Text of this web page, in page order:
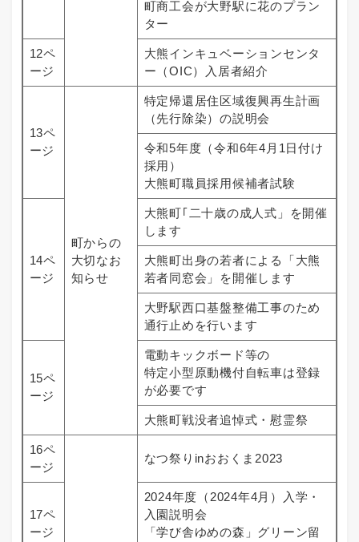
町商工会が大野駅に花のプラン
ター
12ペ
ージ
大熊インキュベーションセンタ
ー（OIC）入居者紹介
13ペ
ージ
町からの
大切なお
知らせ
特定帰還居住区域復興再生計画
（先行除染）の説明会
令和5年度（令和6年4月1日付け
採用）
大熊町職員採用候補者試験
14ペ
ージ
大熊町｢二十歳の成人式」を開催
します
大熊町出身の若者による「大熊
若者同窓会」を開催します
大野駅西口基盤整備工事のため
通行止めを行います
15ペ
ージ
電動キックボード等の
特定小型原動機付自転車は登録
が必要です
大熊町戦没者追悼式・慰霊祭
16ペ
ージ
なつ祭りinおおくま2023
17ペ
ージ
2024年度（2024年4月）入学・
入園説明会
「学び舎ゆめの森」グリーン留